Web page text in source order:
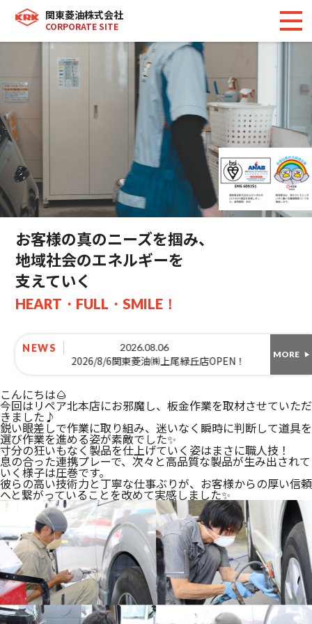
関東菱油株式会社
CORPORATE SITE
お客様の真のニーズを掴み、
地域社会のエネルギーを
支えていく
HEART・FULL・SMILE！
NEWS
2026/8/6関東菱油㈱上尾緑丘店OPEN！ MORE
こんにちは🌰
今回はリペア北本店にお邪魔し、板金作業を取材させていただ
きました♪
鋭い眼差しで作業に取り組み、迷いなく瞬時に判断して道具を
選び作業を進める姿が素敵でした✨
寸分の狂いもなく製品を仕上げていく姿はまさに職人技！
息の合った連携プレーで、次々と高品質な製品が生み出されて
いく様子は圧巻です。
彼らの高い技術力と丁寧な仕事ぶりが、お客様からの厚い信頼
へと繋がっていることを改めて実感しました✨